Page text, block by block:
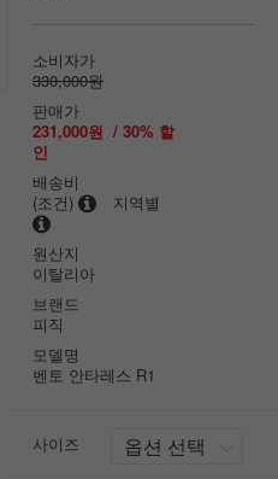
소비자가
330,000원
판매가
231,000원 / 30% 할
인
배송비
(조건)
지역별
원산지
이탈리아
브랜드
피직
모델명
벤토 안타레스 R1
사이즈